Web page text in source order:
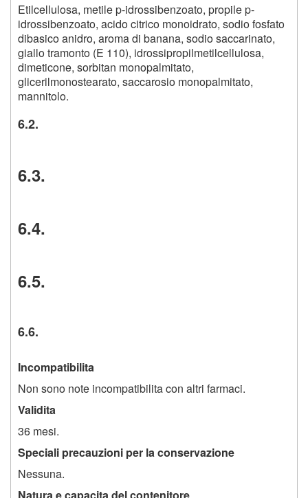
Etilcellulosa, metile p-idrossibenzoato, propile p-
idrossibenzoato, acido citrico monoidrato, sodio fosfato
dibasico anidro, aroma di banana, sodio saccarinato,
giallo tramonto (E 110), idrossipropilmetilcellulosa,
dimeticone, sorbitan monopalmitato,
glicerilmonostearato, saccarosio monopalmitato,
mannitolo.
6.2.
6.3.
6.4.
6.5.
6.6.
Incompatibilita
Non sono note incompatibilita con altri farmaci.
Validita
36 mesi.
Speciali precauzioni per la conservazione
Nessuna.
Natura e capacita del contenitore